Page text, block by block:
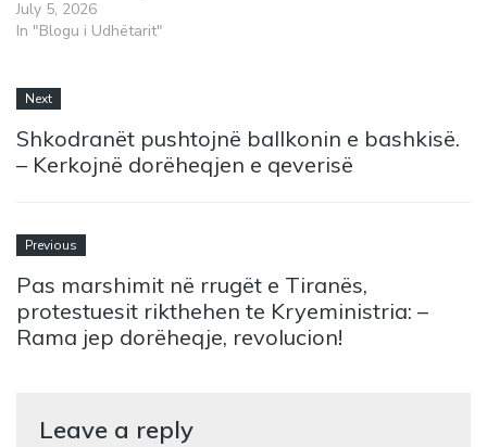
July 5, 2026
In "Blogu i Udhëtarit"
Next
Shkodranët pushtojnë ballkonin e bashkisë.
– Kerkojnë dorëheqjen e qeverisë
Previous
Pas marshimit në rrugët e Tiranës,
protestuesit rikthehen te Kryeministria: –
Rama jep dorëheqje, revolucion!
Leave a reply